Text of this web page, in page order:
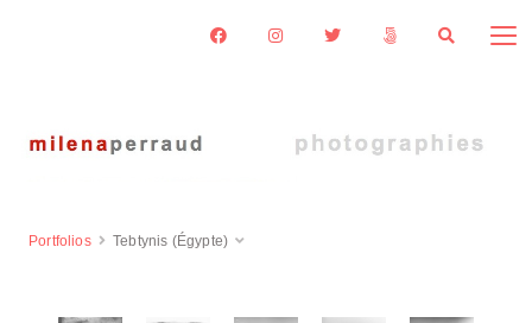
Portfolios Tebtynis (Égypte)